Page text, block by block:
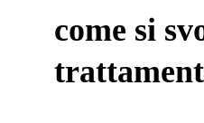
come si